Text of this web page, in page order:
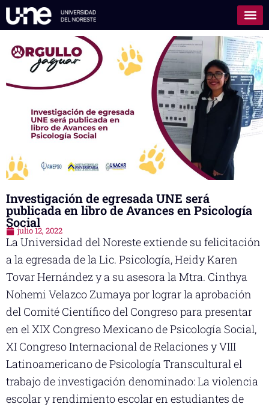
Investigación de egresada UNE será
publicada en libro de Avances en Psicología
Social
julio 12, 2022
La Universidad del Noreste extiende su felicitación
a la egresada de la Lic. Psicología, Heidy Karen
Tovar Hernández y a su asesora la Mtra. Cinthya
Nohemi Velazco Zumaya por lograr la aprobación
del Comité Científico del Congreso para presentar
en el XIX Congreso Mexicano de Psicología Social,
XI Congreso Internacional de Relaciones y VIII
Latinoamericano de Psicología Transcultural el
trabajo de investigación denominado: La violencia
escolar y rendimiento escolar en estudiantes de